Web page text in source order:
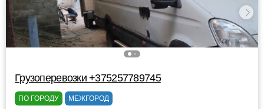
Грузоперевозки +375257789745
ПО ГОРОДУ МЕЖГОРОД